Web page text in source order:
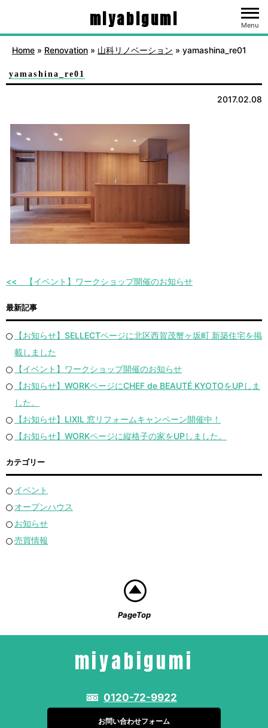
miyabigumi Menu
Home » Renovation » 山科リノベーション » yamashina_re01
yamashina_re01
2017.02.08
【イベント】ワークショップ開催のお知らせ
最新記事
【お知らせ】SELLECTページに北区西賀茂蟹ヶ坂町 新築住宅を掲
載しました
【イベント】ワークショップ開催のお知らせ
【お知らせ】WORKページにCHEF de BEAUTÉ KYOTOをUPしま
した。
【お知らせ】LIXIL 窓リフォームキャンペーン開催中！
【お知らせ】WORKページに縦格子の家をUPしました。
カテゴリー
イベント
オープンハウス
お知らせ
売買情報
PageTop
miyabigumi
0120-72-9922
お問い合わせフォーム